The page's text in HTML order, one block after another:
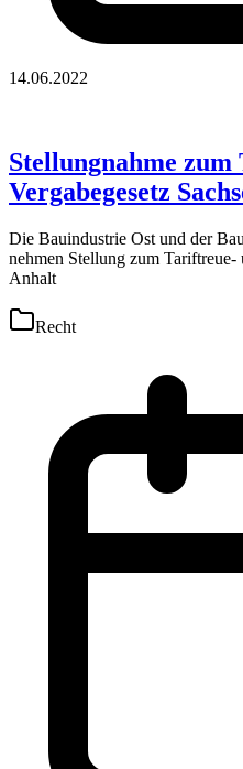
14.06.2022
Stellungnahme
Vergabegesetz
Die Bauindustrie Ost und der
nehmen Stellung zum Tariftreue-
Anhalt
Recht